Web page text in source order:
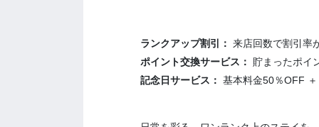
ランクアップ割引： 来店回数で割引率
ポイント交換サービス：
貯まったポイ
記念日サービス： 基本料金50％OFF